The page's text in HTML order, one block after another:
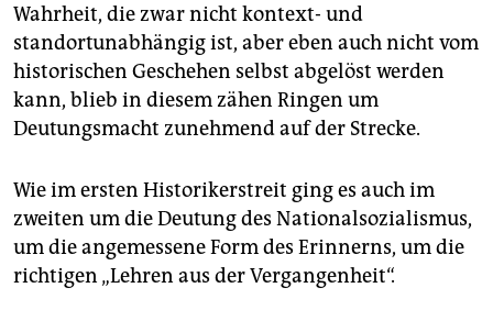
Wahrheit, die zwar nicht kontext- und
standortunabhängig ist, aber eben auch nicht vom
historischen Geschehen selbst abgelöst werden
kann, blieb in diesem zähen Ringen um
Deutungsmacht zunehmend auf der Strecke.
Wie im ersten Historikerstreit ging es auch im
zweiten um die Deutung des Nationalsozialismus,
um die angemessene Form des Erinnerns, um die
richtigen „Lehren aus der Vergangenheit“.